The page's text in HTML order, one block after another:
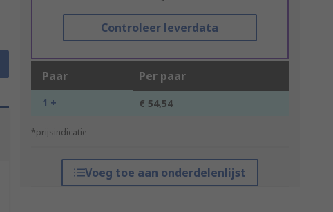
Controleer leverdata
Paar Per paar
1 + € 54,54
*prijsindicatie
Voeg toe aan onderdelenlijst